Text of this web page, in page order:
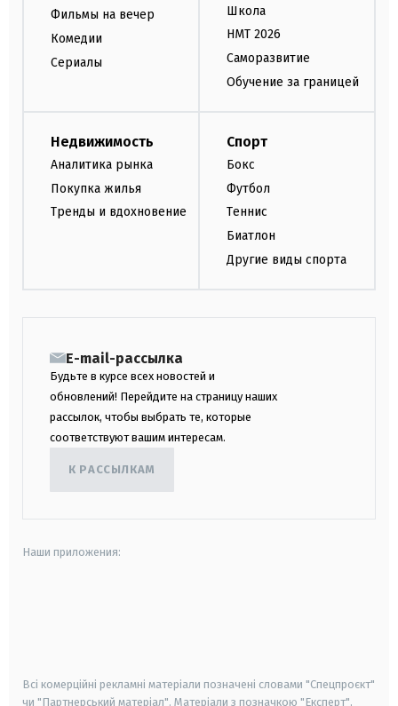
Фильмы на вечер
Комедии
Сериалы
Школа
НМТ 2026
Саморазвитие
Обучение за границей
Недвижимость
Аналитика рынка
Покупка жилья
Тренды и вдохновение
Спорт
Бокс
Футбол
Теннис
Биатлон
Другие виды спорта
E-mail-рассылка
Будьте в курсе всех новостей и
обновлений! Перейдите на страницу наших
рассылок, чтобы выбрать те, которые
соответствуют вашим интересам.
К РАССЫЛКАМ
Наши приложения:
Всі комерційні рекламні матеріали позначені словами "Спецпроєкт"
чи "Партнерський матеріал". Матеріали з позначкою "Експерт",